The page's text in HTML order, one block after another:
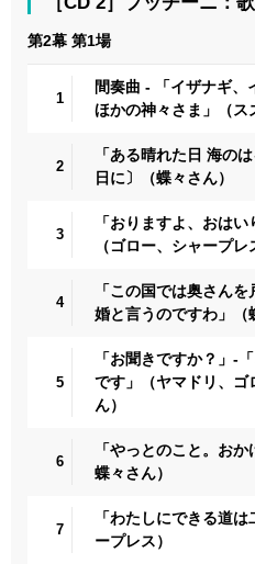
第2幕 第1場
1
間奏曲 - 「イザナギ、
ほかの神々さま」（ス
2
「ある晴れた日 海の
日に〕（蝶々さん）
3
「おりますよ、おは
（ゴロー、シャープ
4
「この国では奥さん
婚と言うのですわ」（
5
「お聞きですか？」-
です」（ヤマドリ、ゴ
ん）
6
「やっとのこと。お
蝶々さん）
7
「わたしにできる道
ープレス）